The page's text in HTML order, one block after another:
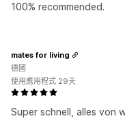
100% recommended.
Super schnell, alles von
mates for living
德國
使用應用程式 29天